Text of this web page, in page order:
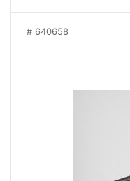
640658